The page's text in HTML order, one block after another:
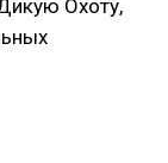
Охоту,